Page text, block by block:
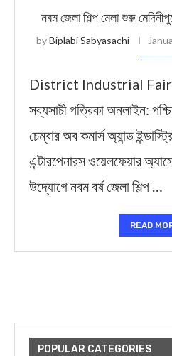
নবম জেলা শিল্প মেলা শুরু
byBiplabi Sabyasachi
District Industrial Fair
সব্যসাচী পত্রিকা অনলাইন:
চেম্বার অব কমার্স অ্যান্ড
এন্টারপেনারস ওয়েলফেয়ার
উদ্যোগে নবম বর্ষ জেলা শিল্প …
READ
POPULAR CATEGORIES